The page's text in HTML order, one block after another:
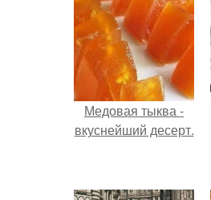
Медовая тыква -
вкуснейший десерт.